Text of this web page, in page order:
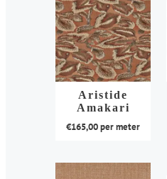
Aristide
Amakari
€165,00per meter
product